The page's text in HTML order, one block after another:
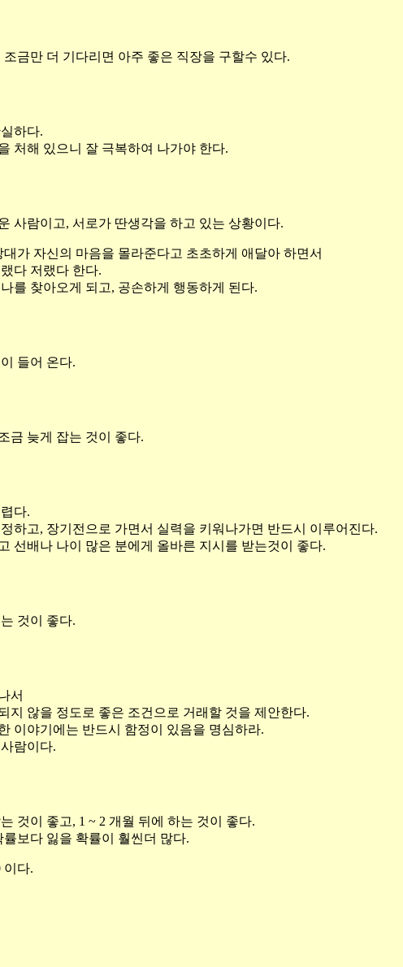
금만 더 기다리면 아주 좋은 직장을 구할수 있다.
하다.
처해 있으니 잘 극복하여 나가야 한다.
사람이고, 서로가 딴생각을 하고 있는 상황이다.
가 자신의 마음을 몰라준다고 초초하게 애달아 하면서
다 저랬다 한다.
를 찾아오게 되고, 공손하게 행동하게 된다.
들어 온다.
금 늦게 잡는 것이 좋다.
다.
하고, 장기전으로 가면서 실력을 키워나가면 반드시 이루어진다.
선배나 나이 많은 분에게 올바른 지시를 받는것이 좋다.
것이 좋다.
서
지 않을 정도로 좋은 조건으로 거래할 것을 제안한다.
이야기에는 반드시 함정이 있음을 명심하라.
람이다.
것이 좋고, 1 ~ 2 개월 뒤에 하는 것이 좋다.
보다 잃을 확률이 훨씬더 많다.
이다.